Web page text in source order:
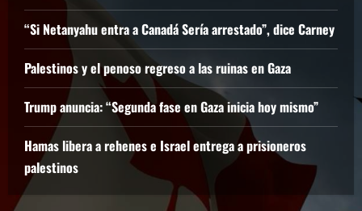
“Si Netanyahu entra a Canadá Sería arrestado”, dice Carney
Palestinos y el penoso regreso a las ruinas en Gaza
Trump anuncia: “Segunda fase en Gaza inicia hoy mismo”
Hamas libera a rehenes e Israel entrega a prisioneros
palestinos